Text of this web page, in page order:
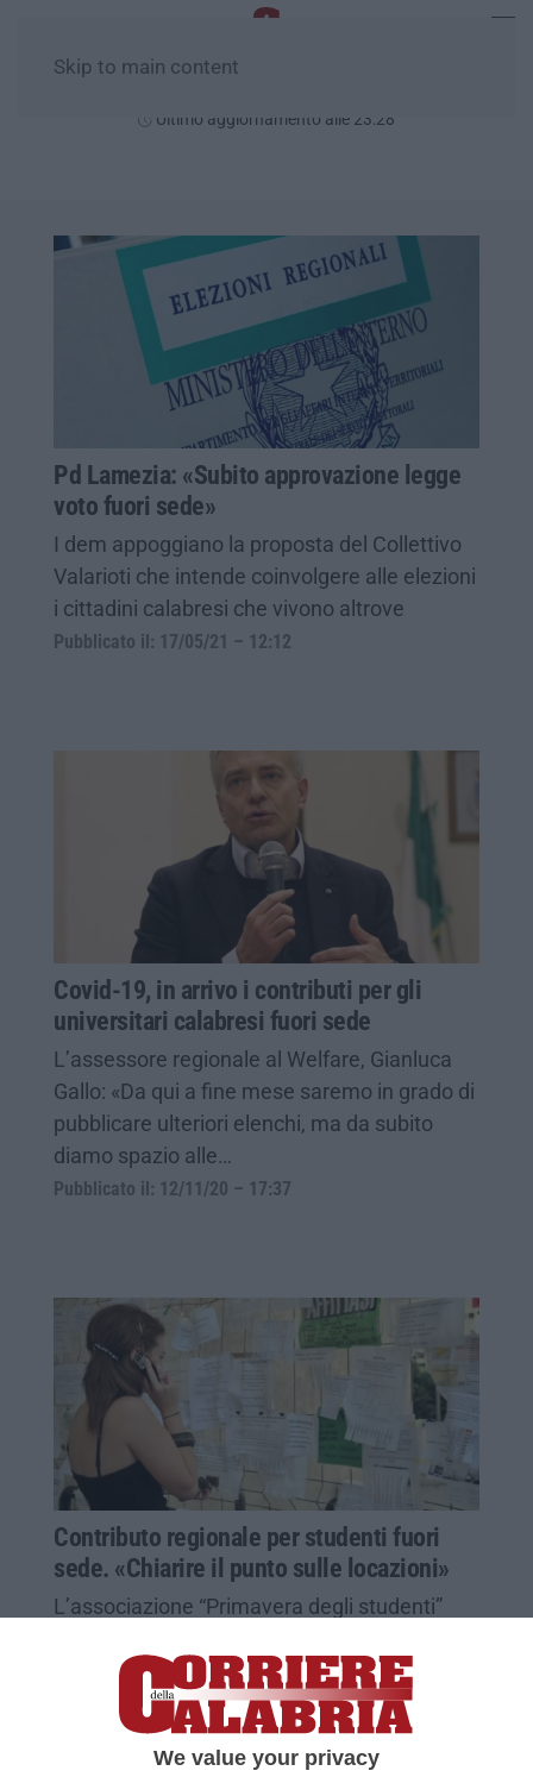
We value your privacy
Skip to main content
Ultimo aggiornamento alle 23:28
Pd Lamezia: «Subito approvazione legge
voto fuori sede»
I dem appoggiano la proposta del Collettivo
Valarioti che intende coinvolgere alle elezioni
i cittadini calabresi che vivono altrove
Pubblicato il: 17/05/21 – 12:12
Covid-19, in arrivo i contributi per gli
universitari calabresi fuori sede
L’assessore regionale al Welfare, Gianluca
Gallo: «Da qui a fine mese saremo in grado di
pubblicare ulteriori elenchi, ma da subito
diamo spazio alle…
Pubblicato il: 12/11/20 – 17:37
Contributo regionale per studenti fuori
sede. «Chiarire il punto sulle locazioni»
L’associazione “Primavera degli studenti”
lente la condizione di mantenere i contratti di
locazione attivi…
Pubblicato il: 02/06/20 – 9:41